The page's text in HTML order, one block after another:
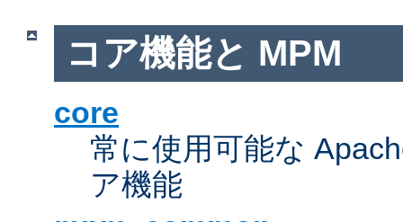
コア機能と MPM
core
常に使用可能な
ア機能